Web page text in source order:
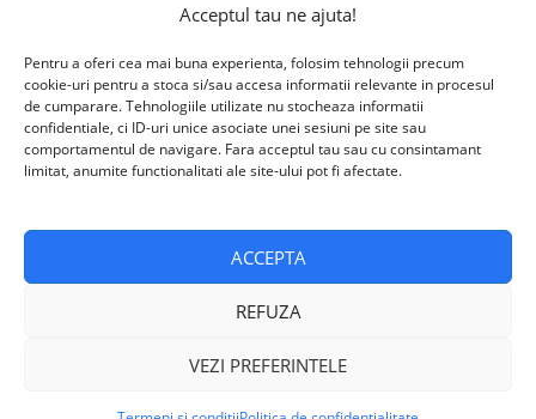
Acceptul tau ne ajuta!
Pentru a oferi cea mai buna experienta, folosim tehnologii precum
cookie-uri pentru a stoca si/sau accesa informatii relevante in procesul
de cumparare. Tehnologiile utilizate nu stocheaza informatii
confidentiale, ci ID-uri unice asociate unei sesiuni pe site sau
comportamentul de navigare. Fara acceptul tau sau cu consintamant
limitat, anumite functionalitati ale site-ului pot fi afectate.
ACCEPTA
REFUZA
VEZI PREFERINTELE
VALM Electrical Solutions © 2026